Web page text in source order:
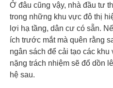
Ở đâu cũng vậy, nhà đầu tư
trong những khu vực đô thị
lợi hạ tầng, dân cư có sẵn.
ích trước mắt mà quên rằng
ngân sách để cải tạo các
nặng trách nhiệm sẽ đổ dồn
hệ sau.